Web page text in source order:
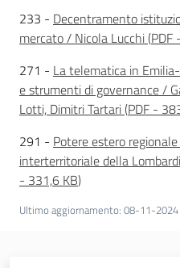
Leggi Atti Bandi
Argomenti
233 - Decentramento
mercato / Nicola Lucchi(PDF -
271 - La telematica in
e strumenti di governance /
Lotti, Dimitri Tartari(PDF -
291 - Potere estero
interterritoriale della
- 331,6 KB)
Ultimo aggiornamento: 08-11-2024